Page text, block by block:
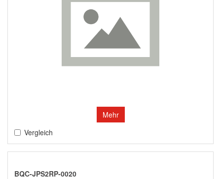
Mehr
Vergleich
BQC-JPS2RP-0020